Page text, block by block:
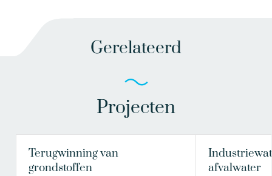
Gerelateerd
Projecten
Terugwinning van
grondstoffen
afvalwater